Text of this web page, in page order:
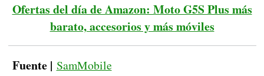
Ofertas del día de Amazon: Moto G5S Plus más
barato, accesorios y más móviles
Fuente | SamMobile